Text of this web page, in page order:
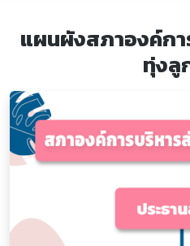
แผนผังสภาองค์ก
ทุ่งลู